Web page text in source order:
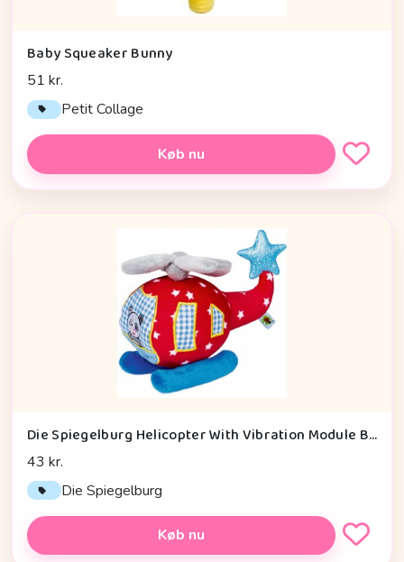
Baby Squeaker Bunny
51 kr.
Petit Collage
Køb nu
Die Spiegelburg Helicopter With Vibration Module Baby Charms - Legetøj
43 kr.
Die Spiegelburg
Køb nu